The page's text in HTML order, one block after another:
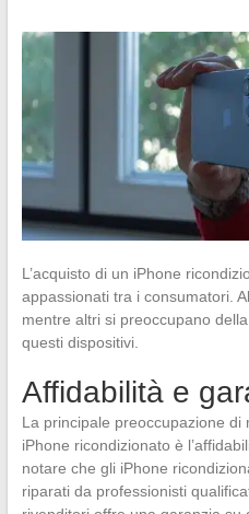
L’acquisto di un iPhone
appassionati tra i consumatori.
mentre altri si preoccupano
questi dispositivi.
Affidabilità e
La principale preoccupazione di
iPhone ricondizionato è
notare che gli iPhone
riparati da professionisti